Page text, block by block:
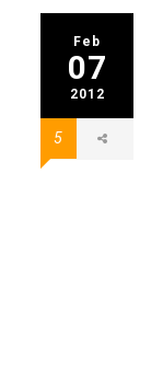
Feb
07
2012
5